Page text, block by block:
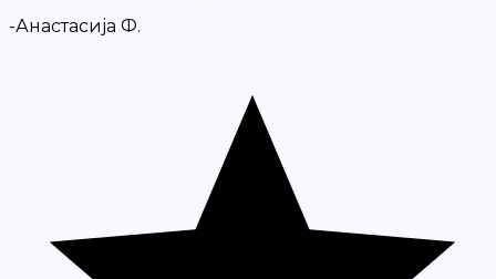
-Анастасија Ф.